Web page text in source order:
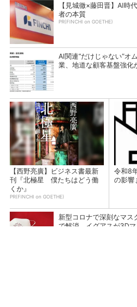
【見城徹×藤田晋】AI時
者の本質
PR(FINCHI on GOETHE)
AI関連“だけじゃない”オ
業、地道な顧客基盤強化
【西野亮廣】ビジネス書最新
刊『北極星 僕たちはどう働
くか』
PR(FINCHI on GOETHE)
令和8
の影響
新型コロナで深刻なマス
で解消、イグアスが3D